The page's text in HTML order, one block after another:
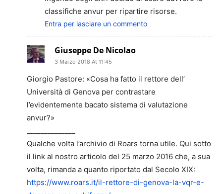
classifiche anvur per ripartire risorse.
Entra per lasciare un commento
Giuseppe De Nicolao
3 Marzo 2018 At 11:45
Giorgio Pastore: «Cosa ha fatto il rettore dell’
Università di Genova per contrastare
l’evidentemente bacato sistema di valutazione
anvur?»
Qualche volta l’archivio di Roars torna utile. Qui sotto
il link al nostro articolo del 25 marzo 2016 che, a sua
volta, rimanda a quanto riportato dal Secolo XIX:
https://www.roars.it/il-rettore-di-genova-la-vqr-e-